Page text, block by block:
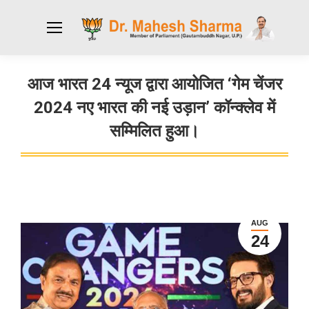
आज भारत 24 न्यूज द्वारा आयोजित ‘गेम चेंजर
2024 नए भारत की नई उड़ान’ कॉन्क्लेव में
सम्मिलित हुआ।
You are here:
AUG
24